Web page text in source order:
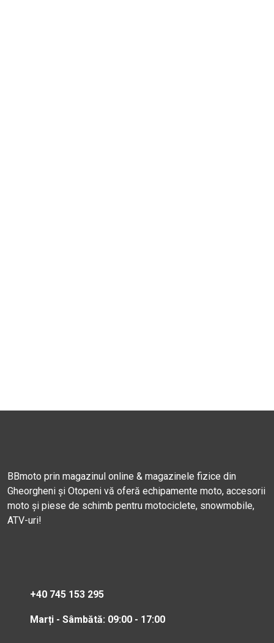
BBmoto prin magazinul online & magazinele fizice din
Gheorgheni și Otopeni vă oferă echipamente moto, accesorii
moto și piese de schimb pentru motociclete, snowmobile,
ATV-uri!
+40 745 153 295
Marți - Sâmbătă: 09:00 - 17:00